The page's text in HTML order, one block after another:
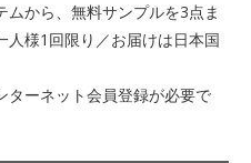
から、無料サンプルを3点ま
人様1回限り／お届けは日本国
ターネット会員登録が必要で